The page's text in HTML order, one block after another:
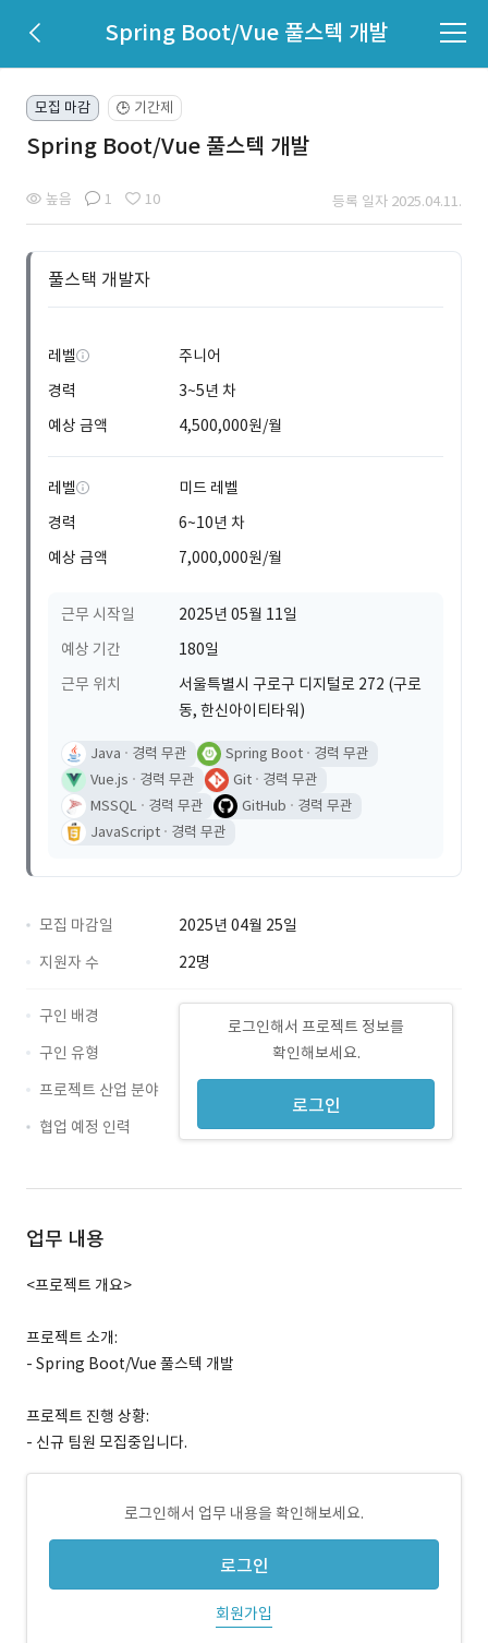
Spring Boot/Vue 풀스텍 개발
모집 마감 🕒 기간제
Spring Boot/Vue 풀스텍 개발
높음 1 10 등록 일자 2025.04.11.
풀스택 개발자
레벨
주니어
경력
3~5년 차
예상 금액
4,500,000원/월
레벨
미드 레벨
경력
6~10년 차
예상 금액
7,000,000원/월
근무 시작일
2025년 05월 11일
예상 기간
180일
근무 위치
서울특별시 구로구 디지털로 272 (구로
동, 한신아이티타워)
Java 경력 무관 Spring Boot
경력 무관
Vue.js
경력 무관 Git
경력 무관
MSSQL
경력 무관 GitHub
경력 무관
JavaScript
경력 무관
모집 마감일
2025년 04월 25일
지원자 수
22명
로그인해서 프로젝트 정보를
확인해보세요.
로그인
구인 배경
구인 유형
프로젝트 산업 분야
협업 예정 인력
업무 내용
<프로젝트 개요>
프로젝트 소개:
- Spring Boot/Vue 풀스텍 개발
프로젝트 진행 상황:
- 신규 팀원 모집중입니다.
로그인해서 업무 내용을 확인해보세요.
로그인
회원가입